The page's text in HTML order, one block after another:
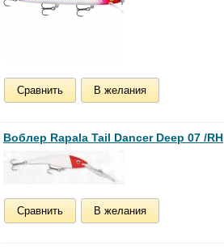
Сравнить В желания
Воблер Rapala Tail Dancer Deep 07 /RH
Сравнить В желания